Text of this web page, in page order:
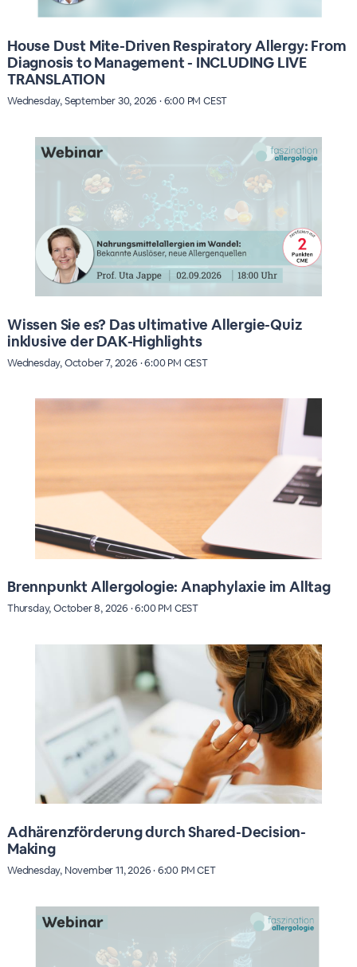
House Dust Mite-Driven Respiratory Allergy: From
Diagnosis to Management - INCLUDING LIVE
TRANSLATION
Wednesday, September 30, 2026 · 6:00 PM CEST
Wissen Sie es? Das ultimative Allergie-Quiz
inklusive der DAK-Highlights
Wednesday, October 7, 2026 · 6:00 PM CEST
Brennpunkt Allergologie: Anaphylaxie im Alltag
Thursday, October 8, 2026 · 6:00 PM CEST
Adhärenzförderung durch Shared-Decision-
Making
Wednesday, November 11, 2026 · 6:00 PM CET